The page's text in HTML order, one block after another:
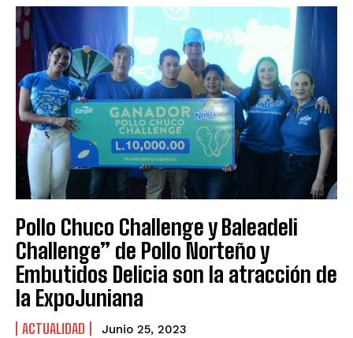
Pollo Chuco Challenge y Baleadeli
Challenge” de Pollo Norteño y
Embutidos Delicia son la atracción de
la ExpoJuniana
ACTUALIDAD Junio 25, 2023